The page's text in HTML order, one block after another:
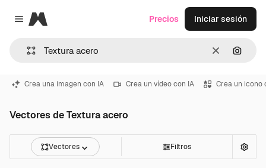
Close menu
Magnific
Borrar
Precios Iniciar sesión
Crea una imagen con IA Crea un vídeo con IA Crea un icono
Vectores de Textura acero
Vectores Filtros